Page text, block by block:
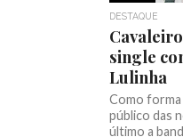
DESTAQUE
single
Lulinha
Como forma
público das
último a